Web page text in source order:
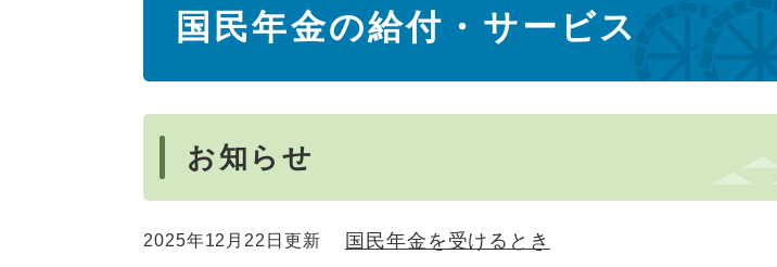
国民年金の給付・サービス
お知らせ
2025年12月22日更新 国民年金を受けるとき